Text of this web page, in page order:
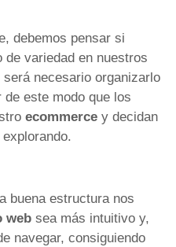
debemos pensar si
de variedad en nuestros
necesario organizarlo
este modo que los
ecommerce y decidan
buena estructura nos
web sea más intuitivo y,
navegar, consiguiendo